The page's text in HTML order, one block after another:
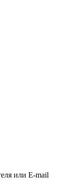
или E-mail